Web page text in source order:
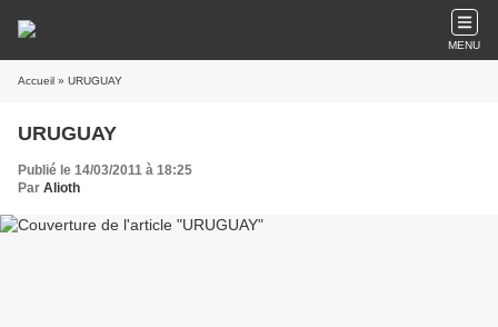
MENU
Accueil » URUGUAY
URUGUAY
Publié le 14/03/2011 à 18:25
Par Alioth